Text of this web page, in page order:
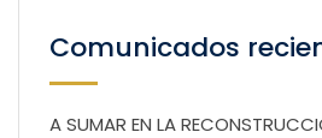
Comunicados
A SUMAR EN LA